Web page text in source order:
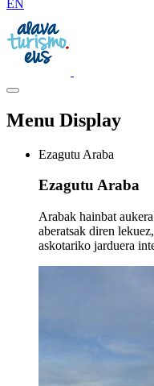
EN
Menu Display
Ezagutu Araba
Ezagutu Araba
Arabak hainbat
aberatsak diren
askotariko jarduera